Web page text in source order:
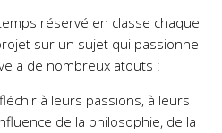
réservé en classe chaque
sur un sujet qui passionne
a de nombreux atouts :
à leurs passions, à leurs
de la philosophie, de la